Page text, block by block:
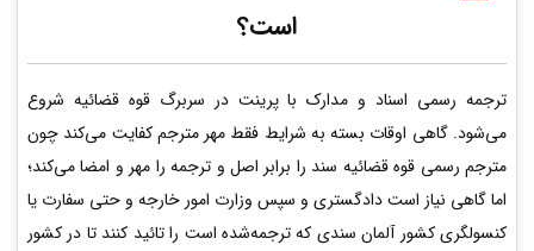
است؟
ترجمه رسمی اسناد و مدارک با پرینت در سربرگ قوه قضائیه شروع
می‌شود. گاهی اوقات بسته به شرایط فقط مهر مترجم کفایت می‌کند چون
مترجم رسمی قوه قضائیه سند را برابر اصل و ترجمه را مهر و امضا می‌کند؛
اما گاهی نیاز است دادگستری و سپس وزارت امور خارجه و حتی سفارت یا
کنسولگری کشور آلمان سندی که ترجمه‌شده است را تائید کنند تا در کشور